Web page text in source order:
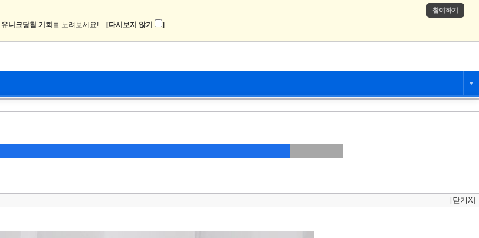
참여하기
유니크당첨 기회 를 노려보세요! [다시보지 않기 ]
▼
[닫기X]